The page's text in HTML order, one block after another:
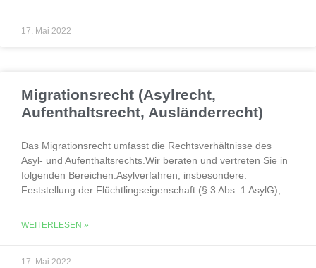
17. Mai 2022
Migrationsrecht (Asylrecht,
Aufenthaltsrecht, Ausländerrecht)
Das Migrationsrecht umfasst die Rechtsverhältnisse des
Asyl- und Aufenthaltsrechts.Wir beraten und vertreten Sie in
folgenden Bereichen:Asylverfahren, insbesondere:
Feststellung der Flüchtlingseigenschaft (§ 3 Abs. 1 AsylG),
WEITERLESEN »
17. Mai 2022